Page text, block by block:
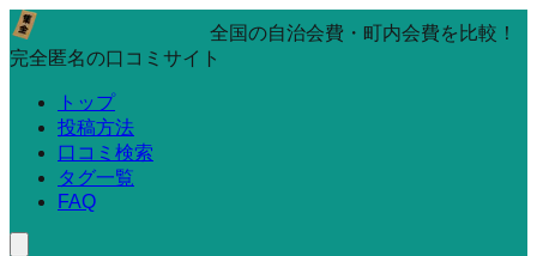
全国の自治会費・町内会費を比較！
完全匿名の口コミサイト
トップ
投稿方法
口コミ検索
タグ一覧
FAQ